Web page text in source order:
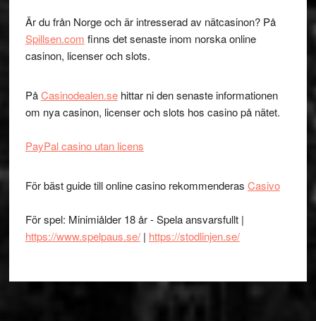
Är du från Norge och är intresserad av nätcasinon? På
Spillsen.com finns det senaste inom norska online
casinon, licenser och slots.
PåCasinodealen.sehittar ni den senaste informationen
om nya casinon, licenser och slots hos casino på nätet.
PayPal casino utan licens
För bäst guide till online casino rekommenderas Casivo
För spel: Minimiålder 18 år - Spela ansvarsfullt |
https://www.spelpaus.se/| https://stodlinjen.se/